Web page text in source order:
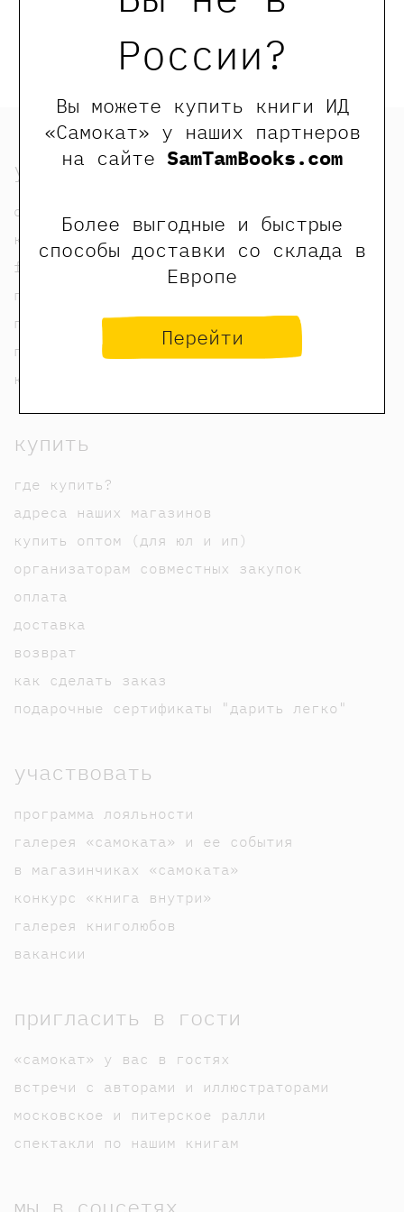
России?
Вы можете купить книги ИД
«Самокат» у наших партнеров
на сайте SamTamBooks.com
Более выгодные и быстрые
способы доставки со склада в
Европе
Перейти
Обращаем Ваше внимание, что отзывы могут
сайта
узнать
о нас
контакты
foreign rights contacts
политика конфиденциальности
публичная оферта
пользовательское соглашение
карта сайта
купить
где купить?
адреса наших магазинов
купить оптом (для юл и ип)
организаторам совместных закупок
оплата
доставка
возврат
как сделать заказ
подарочные сертификаты "дарить легко"
участвовать
программа лояльности
галерея «самоката» и ее события
в магазинчиках «самоката»
конкурс «книга внутри»
галерея книголюбов
вакансии
пригласить в гости
«самокат» у вас в гостях
встречи с авторами и иллюстраторами
московское и питерское ралли
спектакли по нашим книгам